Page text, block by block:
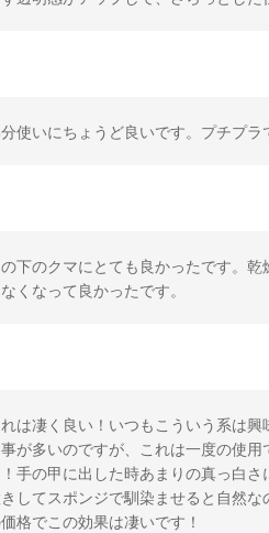
使いにちょうど良いです。プチプラ
下のクマにとても良かったです。
くなって良かったです。
は凄く良い！いつもこういう系は
が多いのですが、これは一度の使
手の甲に出した時あまりの真っ白
してスポンジで馴染ませると自然
格でこの効果は凄いです！